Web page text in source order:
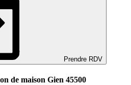
Prendre RDV
de maison Gien 45500